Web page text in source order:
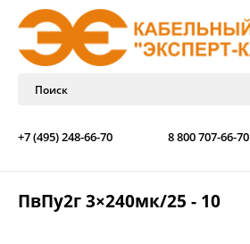
+7 (495) 248-66-70 8 800 707-66-70
ПвПу2г 3×240мк/25 - 10